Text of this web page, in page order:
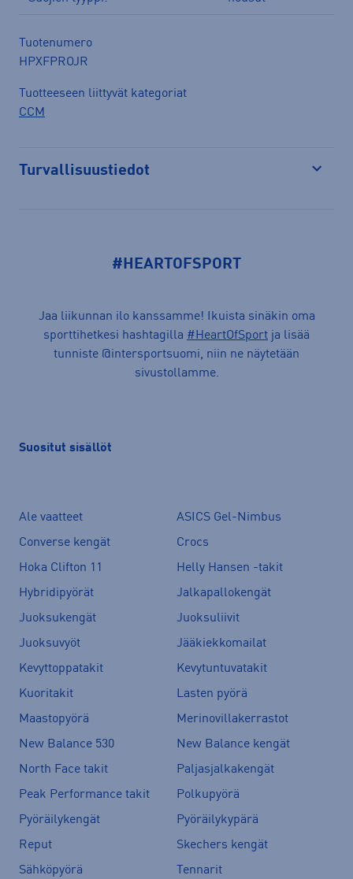
Tuotenumero
HPXFPROJR
Tuotteeseen liittyvät kategoriat
CCM
Turvallisuustiedot
#HEARTOFSPORT
Jaa liikunnan ilo kanssamme! Ikuista sinäkin oma
sporttihetkesi hashtagilla #HeartOfSport ja lisää
tunniste @intersportsuomi, niin ne näytetään
sivustollamme.
Suositut sisällöt
Ale vaatteet
ASICS Gel-Nimbus
Converse kengät
Crocs
Hoka Clifton 11
Helly Hansen -takit
Hybridipyörät
Jalkapallokengät
Juoksukengät
Juoksuliivit
Juoksuvyöt
Jääkiekkomailat
Kevyttoppatakit
Kevytuntuvatakit
Kuoritakit
Lasten pyörä
Maastopyörä
Merinovillakerrastot
New Balance 530
New Balance kengät
North Face takit
Paljasjalkakengät
Peak Performance takit
Polkupyörä
Pyöräilykengät
Pyöräilykypärä
Reput
Skechers kengät
Sähköpyörä
Tennarit